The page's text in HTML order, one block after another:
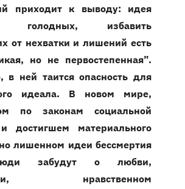
приходит к выводу: идея
голодных, избавить
от нехватки и лишений есть
но не первостепенная”.
в ней таится опасность для
идеала. В новом мире,
по законам социальной
достигшем материального
лишенном идеи бессмертия
забудут о любви,
нравственном